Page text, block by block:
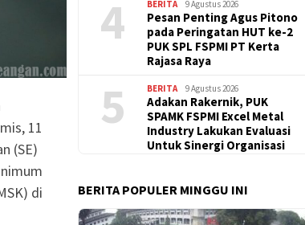
11
(SE)
di
4 BERITA 9 Agustus 2026
Pesan Penting Agus Pitono
pada Peringatan HUT ke-2
PUK SPL FSPMI PT Kerta
Rajasa Raya
5 BERITA 9 Agustus 2026
Adakan Rakernik, PUK
SPAMK FSPMI Excel Metal
Industry Lakukan Evaluasi
Untuk Sinergi Organisasi
BERITA POPULER MINGGU INI